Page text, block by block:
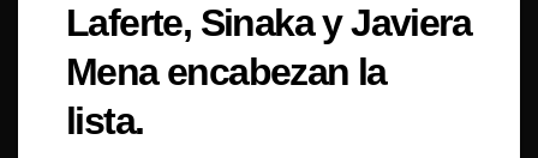
Laferte, Sinaka y Javiera
Mena encabezan la
lista.